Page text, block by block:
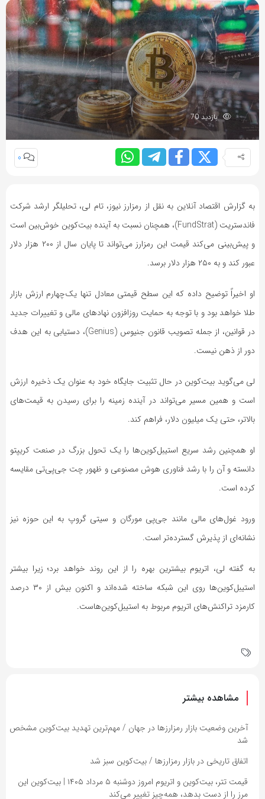
بازدید 70
0
به گزارش اقتصاد آنلاین به نقل از رمزارز نیوز، تام لی، تحلیلگر ارشد شرکت
فاندستریت (FundStrat)، همچنان نسبت به آینده بیت‌کوین خوش‌بین است
و پیش‌بینی می‌کند قیمت این رمزارز می‌تواند تا پایان سال از ۲۰۰ هزار دلار
عبور کند و به ۲۵۰ هزار دلار برسد.
او اخیراً توضیح داده که این سطح قیمتی معادل تنها یک‌چهارم ارزش بازار
طلا خواهد بود و با توجه به حمایت روزافزون نهاد‌های مالی و تغییرات جدید
در قوانین، از جمله تصویب قانون جنیوس (Genius)، دستیابی به این هدف
دور از ذهن نیست.
لی می‌گوید بیت‌کوین در حال تثبیت جایگاه خود به عنوان یک ذخیره ارزش
است و همین مسیر می‌تواند در آینده زمینه را برای رسیدن به قیمت‌های
بالاتر، حتی یک میلیون دلار، فراهم کند.
او همچنین رشد سریع استیبل‌کوین‌ها را یک تحول بزرگ در صنعت کریپتو
دانسته و آن را با رشد فناوری هوش مصنوعی و ظهور چت جی‌پی‌تی مقایسه
کرده است.
ورود غول‌های مالی مانند جی‌پی مورگان و سیتی گروپ به این حوزه نیز
نشانه‌ای از پذیرش گسترده‌تر است.
به گفته لی، اتریوم بیشترین بهره را از این روند خواهد برد؛ زیرا بیشتر
استیبل‌کوین‌ها روی این شبکه ساخته شده‌اند و اکنون بیش از ۳۰ درصد
کارمزد تراکنش‌های اتریوم مربوط به استیبل‌کوین‌هاست.
مشاهده بیشتر
آخرین وضعیت بازار رمزارزها در جهان / مهم‌ترین تهدید بیت‌کوین مشخص
شد
اتفاق تاریخی در بازار رمزارزها / بیت‌کوین سبز شد
قیمت تتر، بیت‌کوین و اتریوم امروز دوشنبه ۵ مرداد ۱۴۰۵ | بیت‌کوین این
مرز را از دست بدهد، همه‌چیز تغییر می‌کند